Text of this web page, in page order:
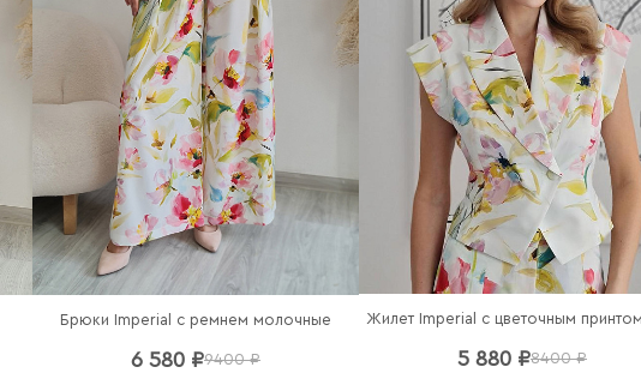
Брюки Imperial c ремнем молочные
6 580 ₽9400 ₽ 5 880 ₽8400 ₽